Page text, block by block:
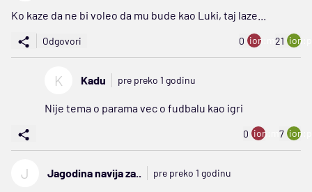
Ko kaze da ne bi voleo da mu bude kao Luki, taj laze...
Odgovori 0 ion:minus
21
K Kadu pre preko 1 godinu
Nije tema o parama vec o fudbalu kao igri
0 ion:minus
7
J Jagodina navija za.. pre preko 1 godinu